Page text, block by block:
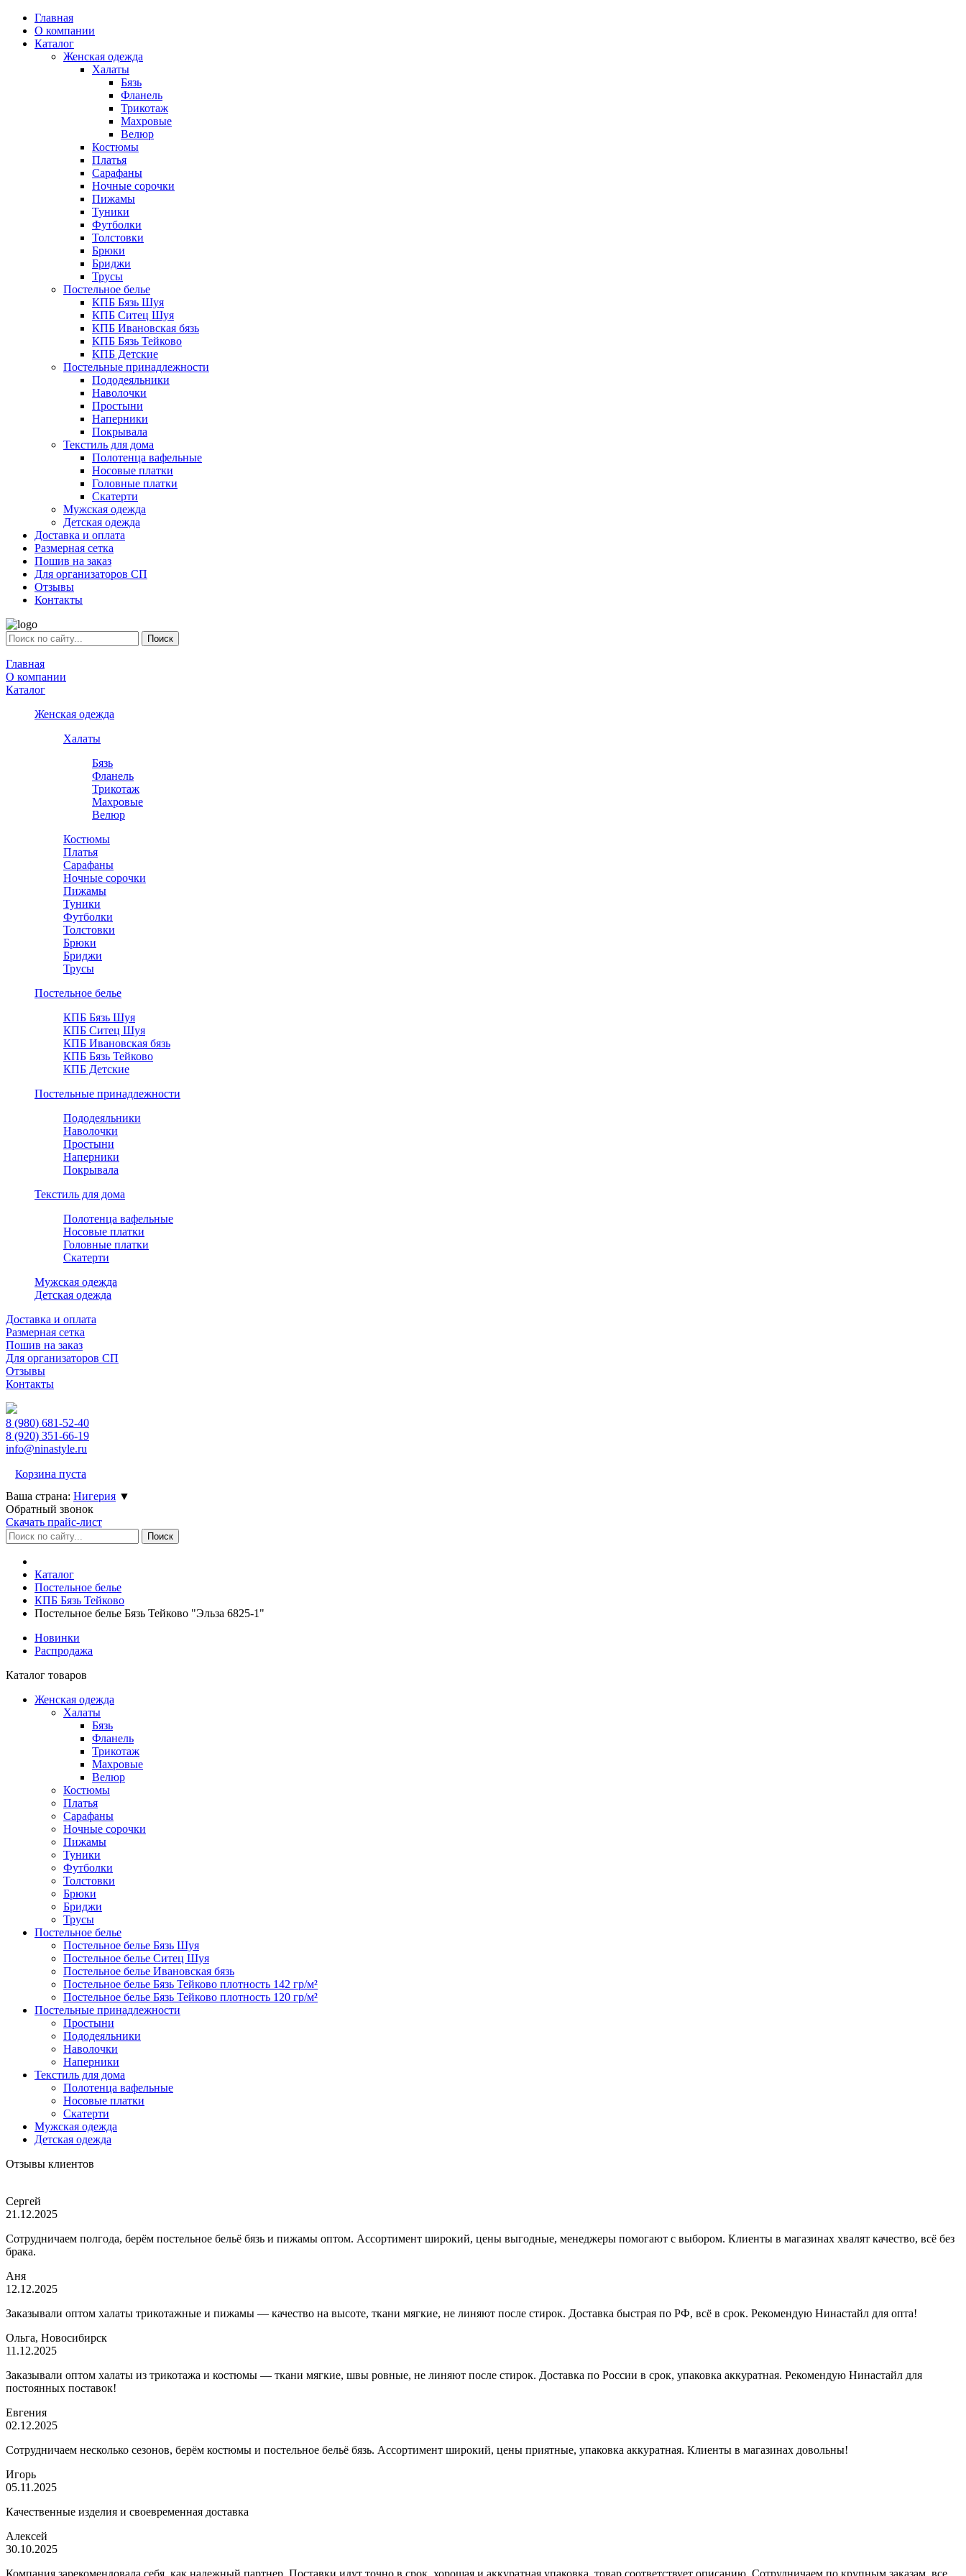
Главная
О компании
Каталог
Женская одежда
Халаты
Бязь
Фланель
Трикотаж
Махровые
Велюр
Костюмы
Платья
Сарафаны
Ночные сорочки
Пижамы
Туники
Футболки
Толстовки
Брюки
Бриджи
Трусы
Постельное белье
КПБ Бязь Шуя
КПБ Ситец Шуя
КПБ Ивановская бязь
КПБ Бязь Тейково
КПБ Детские
Постельные принадлежности
Пододеяльники
Наволочки
Простыни
Наперники
Покрывала
Текстиль для дома
Полотенца вафельные
Носовые платки
Головные платки
Скатерти
Мужская одежда
Детская одежда
Доставка и оплата
Размерная сетка
Пошив на заказ
Для организаторов СП
Отзывы
Контакты
Главная
О компании
Каталог
Женская одежда
Халаты
Бязь
Фланель
Трикотаж
Махровые
Велюр
Костюмы
Платья
Сарафаны
Ночные сорочки
Пижамы
Туники
Футболки
Толстовки
Брюки
Бриджи
Трусы
Постельное белье
КПБ Бязь Шуя
КПБ Ситец Шуя
КПБ Ивановская бязь
КПБ Бязь Тейково
КПБ Детские
Постельные принадлежности
Пододеяльники
Наволочки
Простыни
Наперники
Покрывала
Текстиль для дома
Полотенца вафельные
Носовые платки
Головные платки
Скатерти
Мужская одежда
Детская одежда
Доставка и оплата
Размерная сетка
Пошив на заказ
Для организаторов СП
Отзывы
Контакты
8 (980) 681-52-40
8 (920) 351-66-19
info@ninastyle.ru
Корзина пуста
Ваша страна: Нигерия ▼
Обратный звонок
Скачать прайс-лист
Каталог
Постельное белье
КПБ Бязь Тейково
Постельное белье Бязь Тейково "Эльза 6825-1"
Новинки
Распродажа
Каталог товаров
Женская одежда
Халаты
Бязь
Фланель
Трикотаж
Махровые
Велюр
Костюмы
Платья
Сарафаны
Ночные сорочки
Пижамы
Туники
Футболки
Толстовки
Брюки
Бриджи
Трусы
Постельное белье
Постельное белье Бязь Шуя
Постельное белье Ситец Шуя
Постельное белье Ивановская бязь
Постельное белье Бязь Тейково плотность 142 гр/м²
Постельное белье Бязь Тейково плотность 120 гр/м²
Постельные принадлежности
Простыни
Пододеяльники
Наволочки
Наперники
Текстиль для дома
Полотенца вафельные
Носовые платки
Скатерти
Мужская одежда
Детская одежда
Отзывы клиентов
Сергей
21.12.2025
Сотрудничаем полгода, берём постельное бельё бязь и пижамы оптом. Ассортимент широкий, цены выгодные, менеджеры помогают с выбором. Клиенты в магазинах хвалят качество, всё без
брака.
Аня
12.12.2025
Заказывали оптом халаты трикотажные и пижамы — качество на высоте, ткани мягкие, не линяют после стирок. Доставка быстрая по РФ, всё в срок. Рекомендую Нинастайл для опта!
Ольга, Новосибирск
11.12.2025
Заказывали оптом халаты из трикотажа и костюмы — ткани мягкие, швы ровные, не линяют после стирок. Доставка по России в срок, упаковка аккуратная. Рекомендую Нинастайл для
постоянных поставок!
Евгения
02.12.2025
Сотрудничаем несколько сезонов, берём костюмы и постельное бельё бязь. Ассортимент широкий, цены приятные, упаковка аккуратная. Клиенты в магазинах довольны!
Игорь
05.11.2025
Качественные изделия и своевременная доставка
Алексей
30.10.2025
Компания зарекомендовала себя, как надежный партнер. Поставки идут точно в срок, хорошая и аккуратная упаковка, товар соответствует описанию. Сотрудничаем по крупным заказам, все